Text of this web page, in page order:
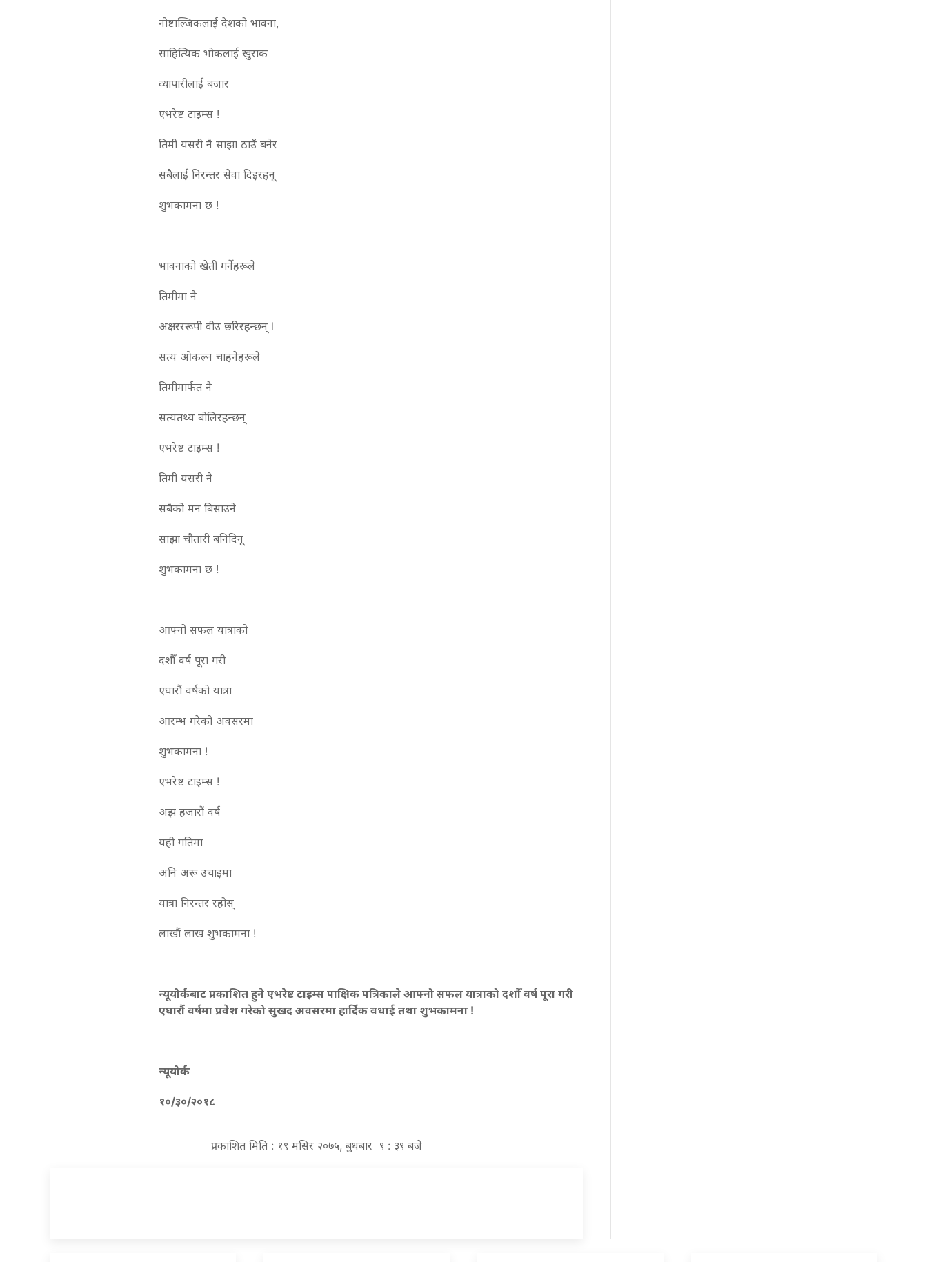
नोष्टाल्जिकलाई देशको भावना,
साहित्यिक भोकलाई खुराक
व्यापारीलाई बजार
एभरेष्ट टाइम्स !
तिमी यसरी नै साझा ठाउँ बनेर
सबैलाई निरन्तर सेवा दिइरहनू
शुभकामना छ !
भावनाको खेती गर्नेहरूले
तिमीमा नै
अक्षरररूपी वीउ छरिरहन्छन् l
सत्य ओकल्न चाहनेहरूले
तिमीमार्फत नै
सत्यतथ्य बोलिरहन्छन्
एभरेष्ट टाइम्स !
तिमी यसरी नै
सबैको मन बिसाउने
साझा चौतारी बनिदिनू
शुभकामना छ !
आफ्नो सफल यात्राको
दशौँ वर्ष पूरा गरी
एघारौं वर्षको यात्रा
आरम्भ गरेको अवसरमा
शुभकामना !
एभरेष्ट टाइम्स !
अझ हजारौं वर्ष
यही गतिमा
अनि अरू उचाइमा
यात्रा निरन्तर रहोस्
लाखौं लाख शुभकामना !
न्यूयोर्कबाट प्रकाशित हुने एभरेष्ट टाइम्स पाक्षिक पत्रिकाले आफ्नो सफल यात्राको दशौँ वर्ष पूरा गरी
एघारौं वर्षमा प्रवेश गरेको सुखद अवसरमा हार्दिक वधाई तथा शुभकामना !
न्यूयोर्क
१०/३०/२०१८
प्रकाशित मिति : १९ मंसिर २०७५, बुधबार ९ : ३९ बजे